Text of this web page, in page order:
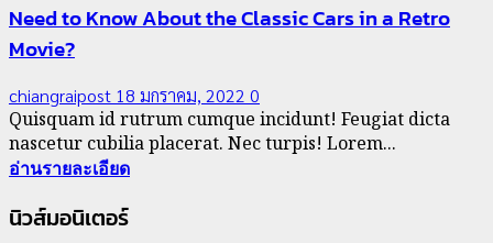
Need to Know About the Classic Cars in a Retro
Movie?
chiangraipost 18 มกราคม, 2022 0
Quisquam id rutrum cumque incidunt! Feugiat dicta
nascetur cubilia placerat. Nec turpis! Lorem...
อ่านรายละเอียด
นิวส์มอนิเตอร์